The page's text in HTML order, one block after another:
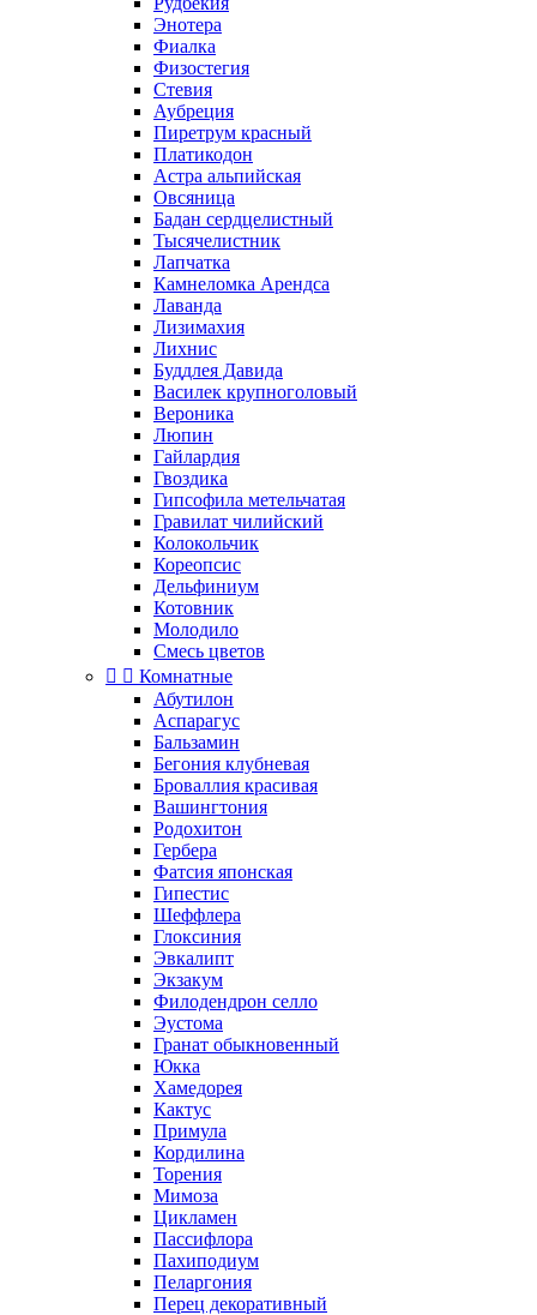
Энотера
Фиалка
Физостегия
Стевия
Аубреция
Пиретрум красный
Платикодон
Астра альпийская
Овсяница
Бадан сердцелистный
Тысячелистник
Лапчатка
Камнеломка Арендса
Лаванда
Лизимахия
Лихнис
Буддлея Давида
Василек крупноголовый
Вероника
Люпин
Гайлардия
Гвоздика
Гипсофила метельчатая
Гравилат чилийский
Колокольчик
Кореопсис
Дельфиниум
Котовник
Молодило
Смесь цветов
  Комнатные
Абутилон
Аспарагус
Бальзамин
Бегония клубневая
Броваллия красивая
Вашингтония
Родохитон
Гербера
Фатсия японская
Гипестис
Шеффлера
Глоксиния
Эвкалипт
Экзакум
Филодендрон селло
Эустома
Гранат обыкновенный
Юкка
Хамедорея
Кактус
Примула
Кордилина
Торения
Мимоза
Цикламен
Пассифлора
Пахиподиум
Пеларгония
Перец декоративный